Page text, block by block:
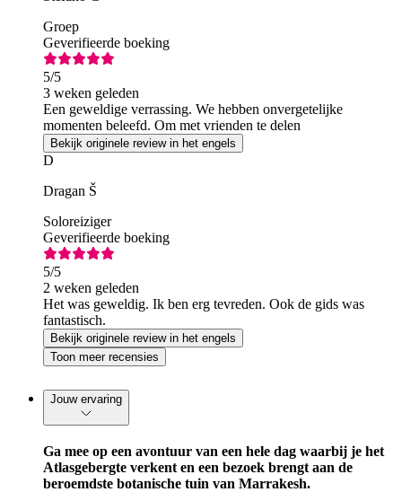
Groep
Geverifieerde boeking
5/5
3 weken geleden
Een geweldige verrassing. We hebben onvergetelijke
momenten beleefd. Om met vrienden te delen
Bekijk originele review in het engels
D
Dragan Š
Soloreiziger
Geverifieerde boeking
5/5
2 weken geleden
Het was geweldig. Ik ben erg tevreden. Ook de gids was
fantastisch.
Bekijk originele review in het engels
Toon meer recensies
Jouw ervaring
Ga mee op een avontuur van een hele dag waarbij je het
Atlasgebergte verkent en een bezoek brengt aan de
beroemdste botanische tuin van Marrakesh.